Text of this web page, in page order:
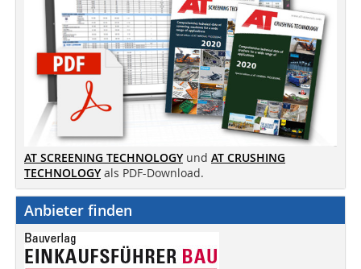
AT SCREENING TECHNOLOGY und AT CRUSHING
TECHNOLOGY als PDF-Download.
Anbieter finden